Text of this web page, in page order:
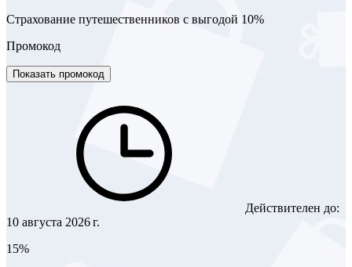
Страхование путешественников с выгодой 10%
Промокод
Показать промокод
Действителен до:
10 августа 2026 г.
15%